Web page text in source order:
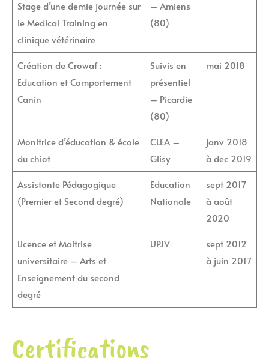
Stage d’une demie journée sur
le Medical Training en
clinique vétérinaire
– Amiens
(80)
Création de Crowaf :
Education et Comportement
Canin
Suivis en
présentiel
– Picardie
(80)
mai 2018
Monitrice d’éducation & école
du chiot
CLEA –
Glisy
janv 2018
à dec 2019
Assistante Pédagogique
(Premier et Second degré)
Education
Nationale
sept 2017
à août
2020
Licence et Maitrise
universitaire – Arts et
Enseignement du second
degré
UPJV
sept 2012
à juin 2017
Certifications